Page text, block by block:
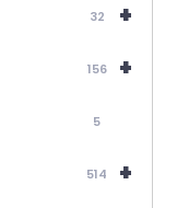
+
32
+
156
5
+
514